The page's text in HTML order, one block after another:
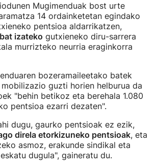
Mugimenduak bost urte
14 ordainketetan egindako
pentsioa aldarrikatzen,
izateko gutxieneko diru-sarrera
murrizteko neurria eraginkorra
bozeramaileetako batek
guzti horien helburua da
"behin betikoz eta berehala 1.080
pentsioa ezarri dezaten".
dugu, gaurko pentsioak ez ezik,
direla etorkizuneko pentsioak, eta
asmoz, erakunde sindikal eta
dugula", gaineratu du.